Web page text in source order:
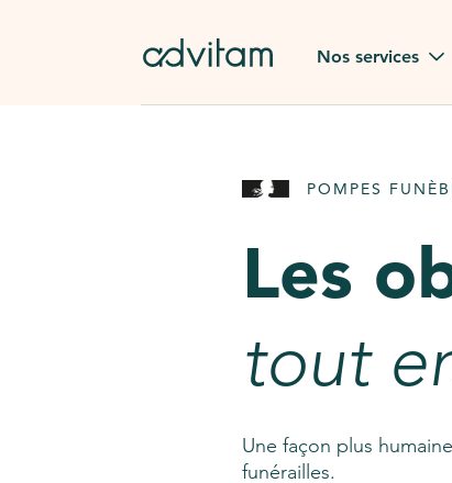
Nos services
Rapatriement à
Pierre tombale
AssistGPT
Nos services en plus
POMPES
Les
tout
Une façon plus
funérailles.